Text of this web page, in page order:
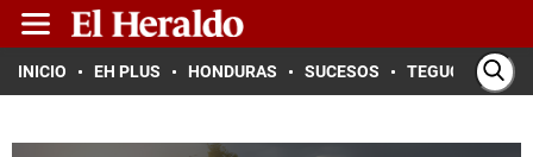
INICIO EH PLUS HONDURAS SUCESOS TEGUCIGALPA